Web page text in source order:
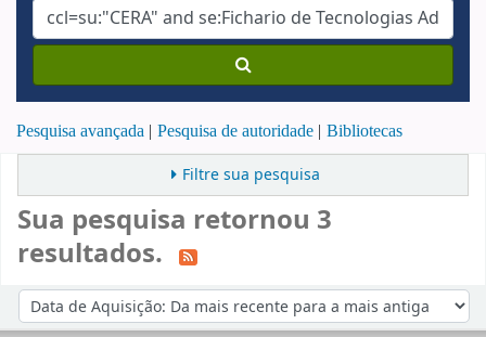
Pesquisa avançada Pesquisa de autoridade Bibliotecas
Filtre sua pesquisa
Sua pesquisa retornou 3
resultados.
Ordenar por: